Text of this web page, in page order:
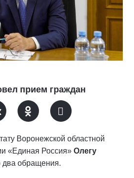
прием граждан
Воронежской областной
«Единая Россия» Олегу
два обращения.